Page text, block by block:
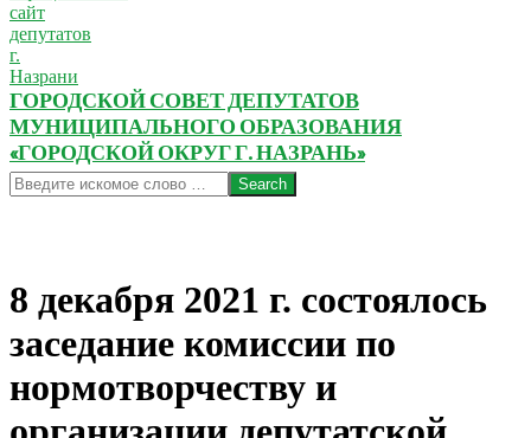
ГОРОДСКОЙ СОВЕТ ДЕПУТАТОВ
МУНИЦИПАЛЬНОГО ОБРАЗОВАНИЯ
«ГОРОДСКОЙ ОКРУГ Г. НАЗРАНЬ»
Search
8 декабря 2021 г. состоялось
заседание комиссии по
нормотворчеству и